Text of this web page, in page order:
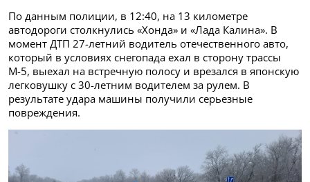
По данным полиции, в 12:40, на 13 километре
автодороги столкнулись «Хонда» и «Лада Калина». В
момент ДТП 27-летний водитель отечественного авто,
который в условиях снегопада ехал в сторону трассы
М-5, выехал на встречную полосу и врезался в японскую
легковушку с 30-летним водителем за рулем. В
результате удара машины получили серьезные
повреждения.